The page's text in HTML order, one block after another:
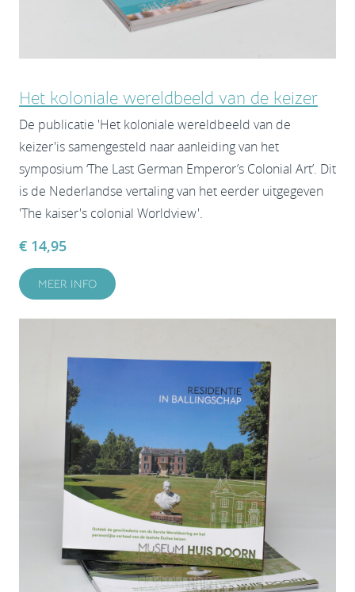
Het koloniale wereldbeeld van de keizer
De publicatie 'Het koloniale wereldbeeld van de
keizer'is samengesteld naar aanleiding van het
symposium ‘The Last German Emperor’s Colonial Art’. Dit
is de Nederlandse vertaling van het eerder uitgegeven
'The kaiser's colonial Worldview'.
€ 14,95
MEER INFO